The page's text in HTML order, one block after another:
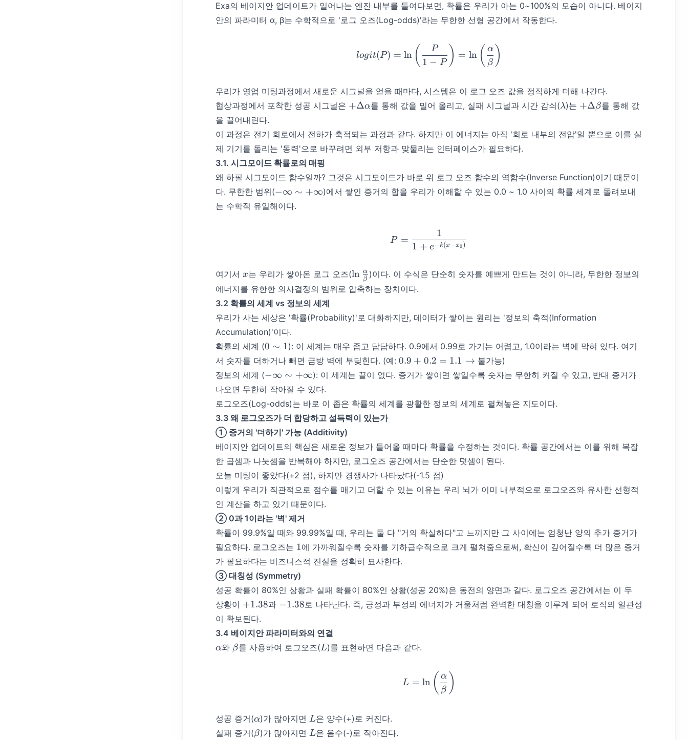
Exa의 베이지안 업데이트가 일어나는 엔진 내부를 들여다보면, 확률은 우리가 아는 0~100%의 모습이 아니다. 베이지
안의 파라미터 α, β는 수학적으로 '로그 오즈(Log-odds)'라는 무한한 선형 공간에서 작동한다.
logit(P) = \ln\left(\frac{P}{1-P}\right) =
logit(P) = ln ( 1 − P
P ) = ln ( β
α )
우리가 영업 미팅과정에서 새로운 시그널을 얻을 때마다, 시스템은 이 로그 오즈 값을 정직하게 더해 나간다.
협상과정에서 포착한 성공 시그널은 +
+Δα를 통해 값을 밀어 올리고, 실패 시그널과 시간 감쇠( \lambda
λ)는 +
+Δβ를 통해 값
을 끌어내린다.
이 과정은 전기 회로에서 전하가 축적되는 과정과 같다. 하지만 이 에너지는 아직 '회로 내부의 전압'일 뿐으로 이를 실
제 기기를 돌리는 '동력'으로 바꾸려면 외부 저항과 맞물리는 인터페이스가 필요하다.
3.1. 시그모이드 확률로의 매핑
왜 하필 시그모이드 함수일까? 그것은 시그모이드가 바로 위 로그 오즈 함수의 역함수(Inverse Function)이기 때문이
다. 무한한 범위(-
\infty
\sim
−∞ ∼ +∞)에서 쌓인 증거의 합을 우리가 이해할 수 있는 0.0 ~ 1.0 사이의 확률 세계로 돌려보내
는 수학적 유일해이다.
P = \frac{1}{1 + e^{-k(x - x_0)}}
P =
1 + e−k(x−x0)
1
여기서 x
x는 우리가 쌓아온 로그 오즈(\ln
\frac{\alpha}
{\beta}
ln β
α )이다. 이 수식은 단순히 숫자를 예쁘게 만드는 것이 아니라, 무한한 정보의
에너지를 유한한 의사결정의 범위로 압축하는 장치이다.
3.2 확률의 세계 vs 정보의 세계
우리가 사는 세상은 '확률(Probability)'로 대화하지만, 데이터가 쌓이는 원리는 '정보의 축적(Information
Accumulation)'이다.
확률의 세계 (0
\sim
1
0 ∼ 1): 이 세계는 매우 좁고 답답하다. 0.9에서 0.99로 가기는 어렵고, 1.0이라는 벽에 막혀 있다. 여기
서 숫자를 더하거나 빼면 금방 벽에 부딪힌다. (예: 0.9
+
0.2
1.1
0.9 + 0.2 = 1.1 → 불가능)
정보의 세계 (-
\infty
\sim
+
\infty
−∞ ∼ +∞): 이 세계는 끝이 없다. 증거가 쌓이면 쌓일수록 숫자는 무한히 커질 수 있고, 반대 증거가
나오면 무한히 작아질 수 있다.
로그오즈(Log-odds)는 바로 이 좁은 확률의 세계를 광활한 정보의 세계로 펼쳐놓은 지도이다.
3.3 왜 로그오즈가 더 합당하고 설득력이 있는가
① 증거의 '더하기' 가능 (Additivity)
베이지안 업데이트의 핵심은 새로운 정보가 들어올 때마다 확률을 수정하는 것이다. 확률 공간에서는 이를 위해 복잡
한 곱셈과 나눗셈을 반복해야 하지만, 로그오즈 공간에서는 단순한 덧셈이 된다.
오늘 미팅이 좋았다(+2 점), 하지만 경쟁사가 나타났다(-1.5 점)
이렇게 우리가 직관적으로 점수를 매기고 더할 수 있는 이유는 우리 뇌가 이미 내부적으로 로그오즈와 유사한 선형적
인 계산을 하고 있기 때문이다.
② 0과 1이라는 '벽' 제거
확률이 99.9%일 때와 99.99%일 때, 우리는 둘 다 "거의 확실하다"고 느끼지만 그 사이에는 엄청난 양의 추가 증거가
필요하다. 로그오즈는 1
1에 가까워질수록 숫자를 기하급수적으로 크게 펼쳐줌으로써, 확신이 깊어질수록 더 많은 증거
가 필요하다는 비즈니스적 진실을 정확히 묘사한다.
③ 대칭성 (Symmetry)
성공 확률이 80%인 상황과 실패 확률이 80%인 상황(성공 20%)은 동전의 양면과 같다. 로그오즈 공간에서는 이 두
상황이 +
1.38
+1.38과 -
−1.38로 나타난다. 즉, 긍정과 부정의 에너지가 거울처럼 완벽한 대칭을 이루게 되어 로직의 일관성
이 확보된다.
3.4 베이지안 파라미터와의 연결
\alpha
α와 \beta
β를 사용하여 로그오즈(L
L)를 표현하면 다음과 같다.
L = \ln\left(\frac{\alpha}{\beta}\right)
L = ln ( β
α )
성공 증거(\alpha
α)가 많아지면 L
L은 양수(+)로 커진다.
실패 증거(\beta
β)가 많아지면 L
L은 음수(-)로 작아진다.